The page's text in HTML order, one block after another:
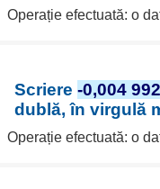
Operație efectuată: o
Scriere -0,004
dublă, în virgulă
Operație efectuată: o